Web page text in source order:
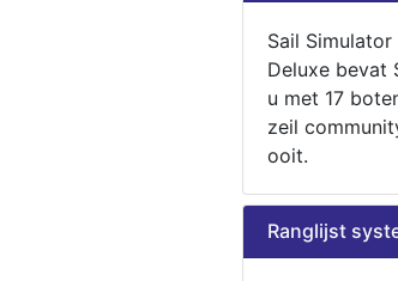
Sail
Deluxe bevat
u met 17
zeil
ooit.
Ranglijst